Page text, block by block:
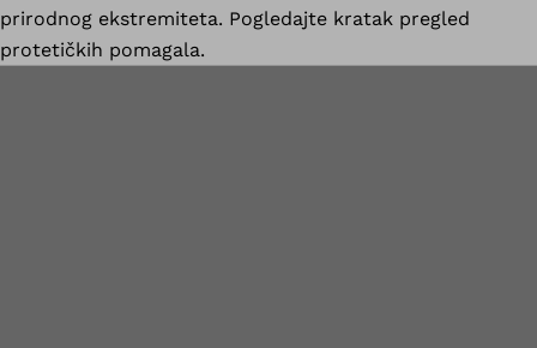
prirodnog ekstremiteta. Pogledajte kratak pregled
protetičkih pomagala.